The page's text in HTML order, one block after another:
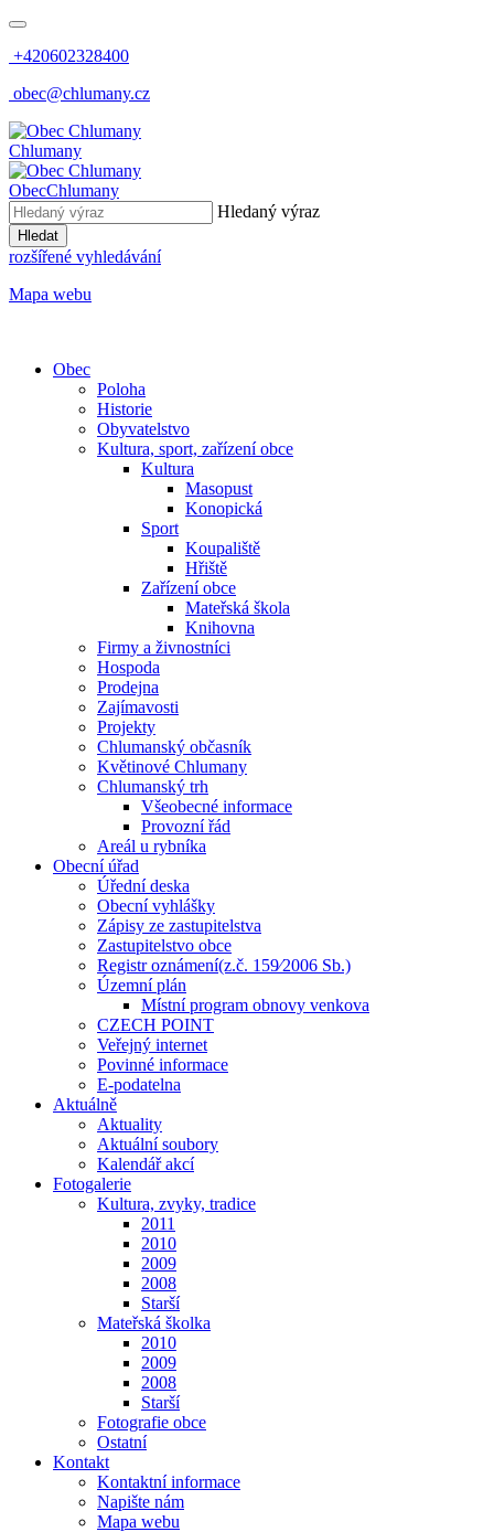
+420602328400
obec@chlumany.cz
Chlumany
ObecChlumany
Hledaný výraz
Hledat
rozšířené vyhledávání
Mapa webu
Obec
Poloha
Historie
Obyvatelstvo
Kultura, sport, zařízení obce
Kultura
Masopust
Konopická
Sport
Koupaliště
Hřiště
Zařízení obce
Mateřská škola
Knihovna
Firmy a živnostníci
Hospoda
Prodejna
Zajímavosti
Projekty
Chlumanský občasník
Květinové Chlumany
Chlumanský trh
Všeobecné informace
Provozní řád
Areál u rybníka
Obecní úřad
Úřední deska
Obecní vyhlášky
Zápisy ze zastupitelstva
Zastupitelstvo obce
Registr oznámení(z.č. 159⁄2006 Sb.)
Územní plán
Místní program obnovy venkova
CZECH POINT
Veřejný internet
Povinné informace
E-podatelna
Aktuálně
Aktuality
Aktuální soubory
Kalendář akcí
Fotogalerie
Kultura, zvyky, tradice
2011
2010
2009
2008
Starší
Mateřská školka
2010
2009
2008
Starší
Fotografie obce
Ostatní
Kontakt
Kontaktní informace
Napište nám
Mapa webu